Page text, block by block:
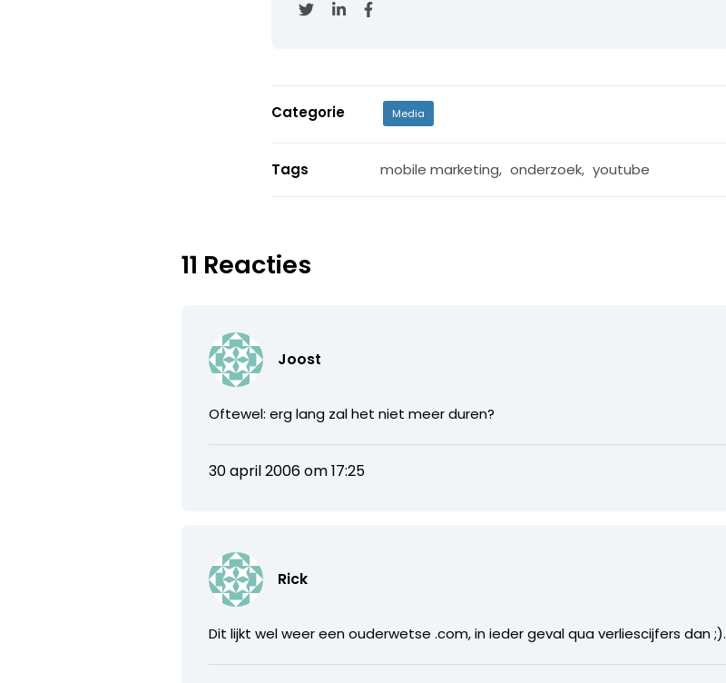
Categorie Media
Tags mobile marketing, onderzoek, youtube
11 Reacties
Joost
Oftewel: erg lang zal het niet meer duren?
30 april 2006 om 17:25
Rick
Dit lijkt wel weer een ouderwetse .com, in ieder geval qua verliescijfers dan ;).